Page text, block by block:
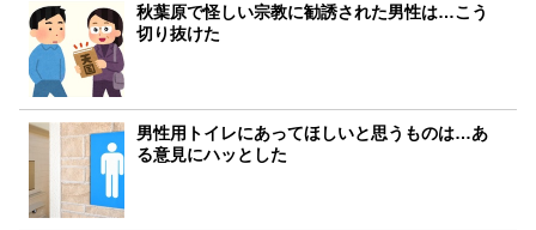
秋葉原で怪しい宗教に勧誘された男性は…こう
切り抜けた
男性用トイレにあってほしいと思うものは…あ
る意見にハッとした